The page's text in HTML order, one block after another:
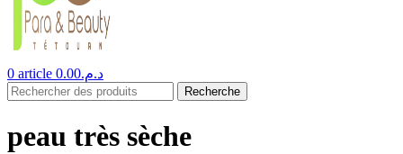
0 article د.م.0.00
Recherche
peau très sèche